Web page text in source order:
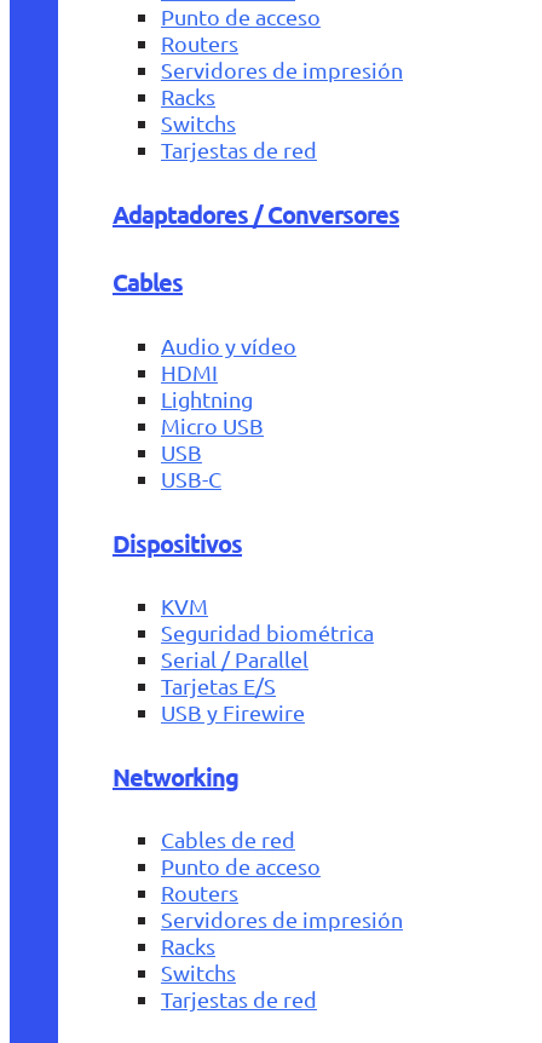
Punto de acceso
Routers
Servidores de impresión
Racks
Switchs
Tarjestas de red
Adaptadores / Conversores
Cables
Audio y vídeo
HDMI
Lightning
Micro USB
USB
USB-C
Dispositivos
KVM
Seguridad biométrica
Serial / Parallel
Tarjetas E/S
USB y Firewire
Networking
Cables de red
Punto de acceso
Routers
Servidores de impresión
Racks
Switchs
Tarjestas de red